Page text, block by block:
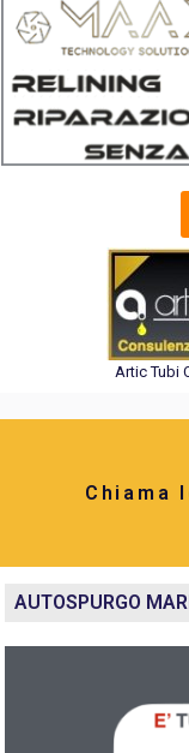
Artic Tubi
Chiama
AUTOSPURGO